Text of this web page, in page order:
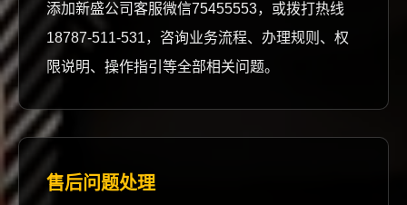
添加新盛公司客服微信75455553，或拨打热线
18787-511-531，咨询业务流程、办理规则、权
限说明、操作指引等全部相关问题。
售后问题处理